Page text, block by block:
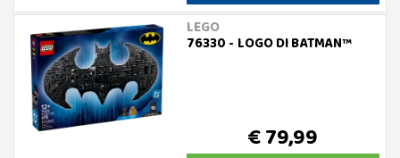
LEGO
76330 - LOGO DI BATMAN™
€ 79,99